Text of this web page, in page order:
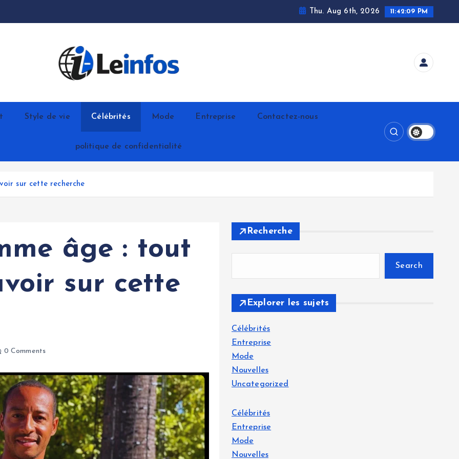
Thu. Aug 6th, 2026 11:42:10 PM
Style de vie Célébrités Mode Entreprise Contactez-nous
politique de confidentialité
sur cette recherche
âge : tout
sur cette
0 Comments
Recherche
Search
Explorer les sujets
Célébrités
Entreprise
Mode
Nouvelles
Uncategorized
Célébrités
Entreprise
Mode
Nouvelles